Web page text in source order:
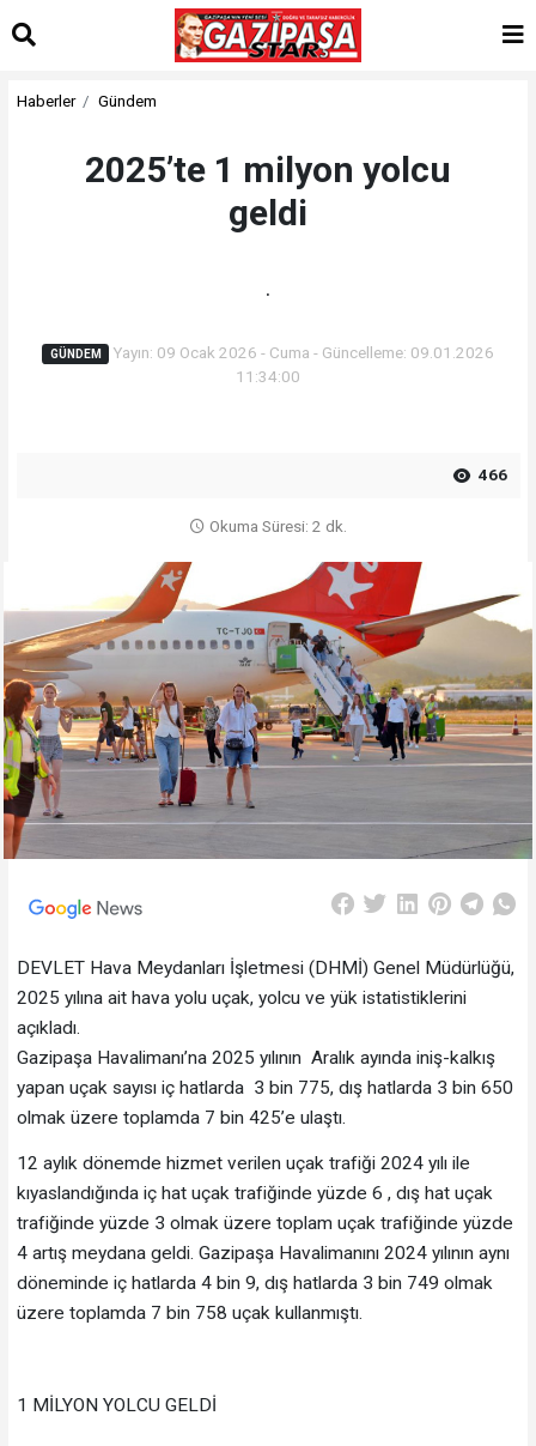
Haberler Gündem
2025’te 1 milyon yolcu
geldi
.
GÜNDEM
Yayın: 09 Ocak 2026 - Cuma - Güncelleme: 09.01.2026
11:34:00
466
Okuma Süresi: 2 dk.
DEVLET Hava Meydanları İşletmesi (DHMİ) Genel Müdürlüğü,
2025 yılına ait hava yolu uçak, yolcu ve yük istatistiklerini
açıkladı.
Gazipaşa Havalimanı’na 2025 yılının Aralık ayında iniş-kalkış
yapan uçak sayısı iç hatlarda 3 bin 775, dış hatlarda 3 bin 650
olmak üzere toplamda 7 bin 425’e ulaştı.
12 aylık dönemde hizmet verilen uçak trafiği 2024 yılı ile
kıyaslandığında iç hat uçak trafiğinde yüzde 6 , dış hat uçak
trafiğinde yüzde 3 olmak üzere toplam uçak trafiğinde yüzde
4 artış meydana geldi. Gazipaşa Havalimanını 2024 yılının aynı
döneminde iç hatlarda 4 bin 9, dış hatlarda 3 bin 749 olmak
üzere toplamda 7 bin 758 uçak kullanmıştı.
1 MİLYON YOLCU GELDİ